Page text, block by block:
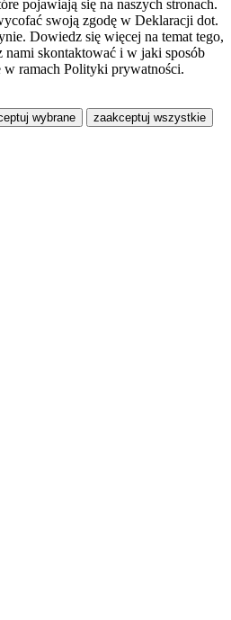
pojawiają się na naszych stronach.
swoją zgodę w Deklaracji dot.
Dowiedz się więcej na temat tego,
nami skontaktować i w jaki sposób
w ramach Polityki prywatności.
wybrane zaakceptuj wszystkie